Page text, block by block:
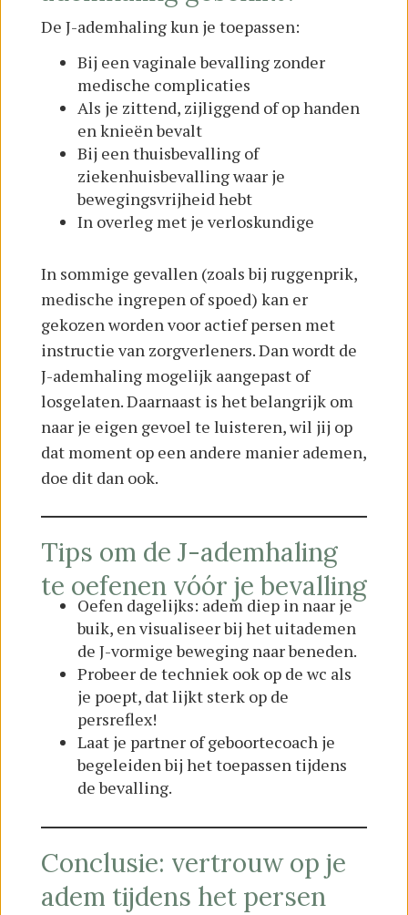
De J-ademhaling kun je toepassen:
Bij een vaginale bevalling zonder
medische complicaties
Als je zittend, zijliggend of op handen
en knieën bevalt
Bij een thuisbevalling of
ziekenhuisbevalling waar je
bewegingsvrijheid hebt
In overleg met je verloskundige
In sommige gevallen (zoals bij ruggenprik,
medische ingrepen of spoed) kan er
gekozen worden voor actief persen met
instructie van zorgverleners. Dan wordt de
J-ademhaling mogelijk aangepast of
losgelaten. Daarnaast is het belangrijk om
naar je eigen gevoel te luisteren, wil jij op
dat moment op een andere manier ademen,
doe dit dan ook.
Tips om de J-ademhaling
te oefenen vóór je bevalling
Oefen dagelijks: adem diep in naar je
buik, en visualiseer bij het uitademen
de J-vormige beweging naar beneden.
Probeer de techniek ook op de wc als
je poept, dat lijkt sterk op de
persreflex!
Laat je partner of geboortecoach je
begeleiden bij het toepassen tijdens
de bevalling.
Conclusie: vertrouw op je
adem tijdens het persen